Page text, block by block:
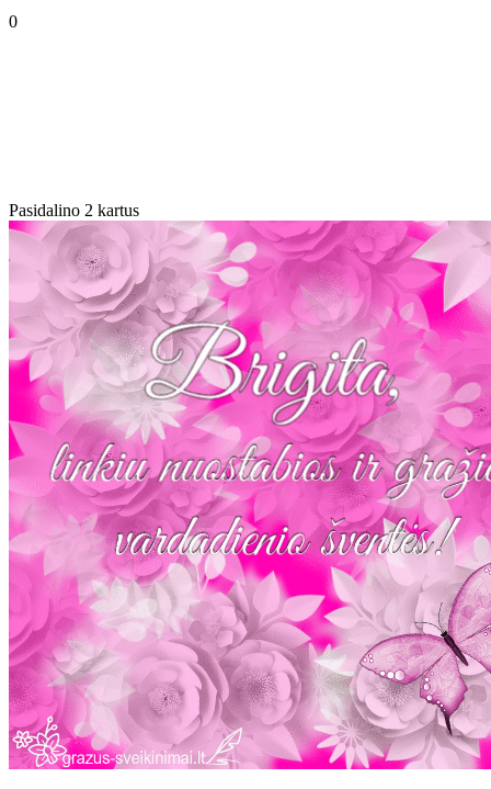
0
Pasidalino 2 kartus